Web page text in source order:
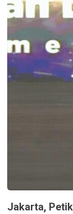
Jakarta, Petik